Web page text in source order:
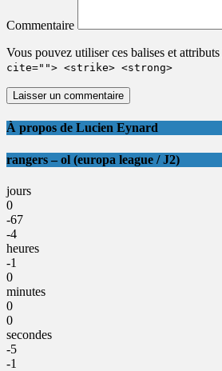
Commentaire
Vous pouvez utiliser ces balises et attributs
cite=""> <strike> <strong>
À propos de Lucien Eynard
rangers – ol (europa league / J2)
jours
0
-67
-4
heures
-1
0
minutes
0
0
secondes
-5
-1